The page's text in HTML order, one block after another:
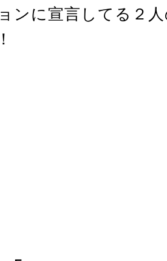
ンに宣言してる２